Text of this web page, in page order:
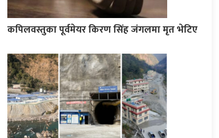
कपिलवस्तुका पूर्वमेयर किरण सिंह जंगलमा मृत भेटिए